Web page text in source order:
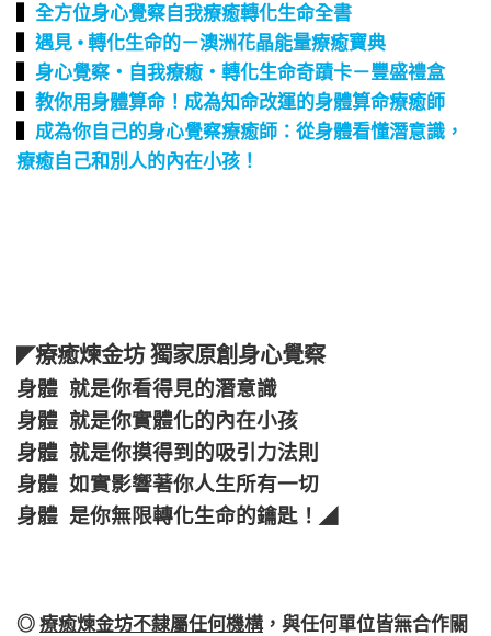
▍ 全方位身心覺察自我療癒轉化生命全書
▍ 遇見 • 轉化生命的－澳洲花晶能量療癒寶典
▍ 身心覺察‧自我療癒‧轉化生命奇蹟卡－豐盛禮盒
▍ 教你用身體算命！成為知命改運的身體算命療癒師
▍ 成為你自己的身心覺察療癒師：從身體看懂潛意識，
療癒自己和別人的內在小孩！
◤療癒煉金坊 獨家原創身心覺察
身體 就是你看得見的潛意識
身體 就是你實體化的內在小孩
身體 就是你摸得到的吸引力法則
身體 如實影響著你人生所有一切
身體 是你無限轉化生命的鑰匙！ ◢
◎療癒煉金坊不隸屬任何機構， 與任何單位皆無合作關